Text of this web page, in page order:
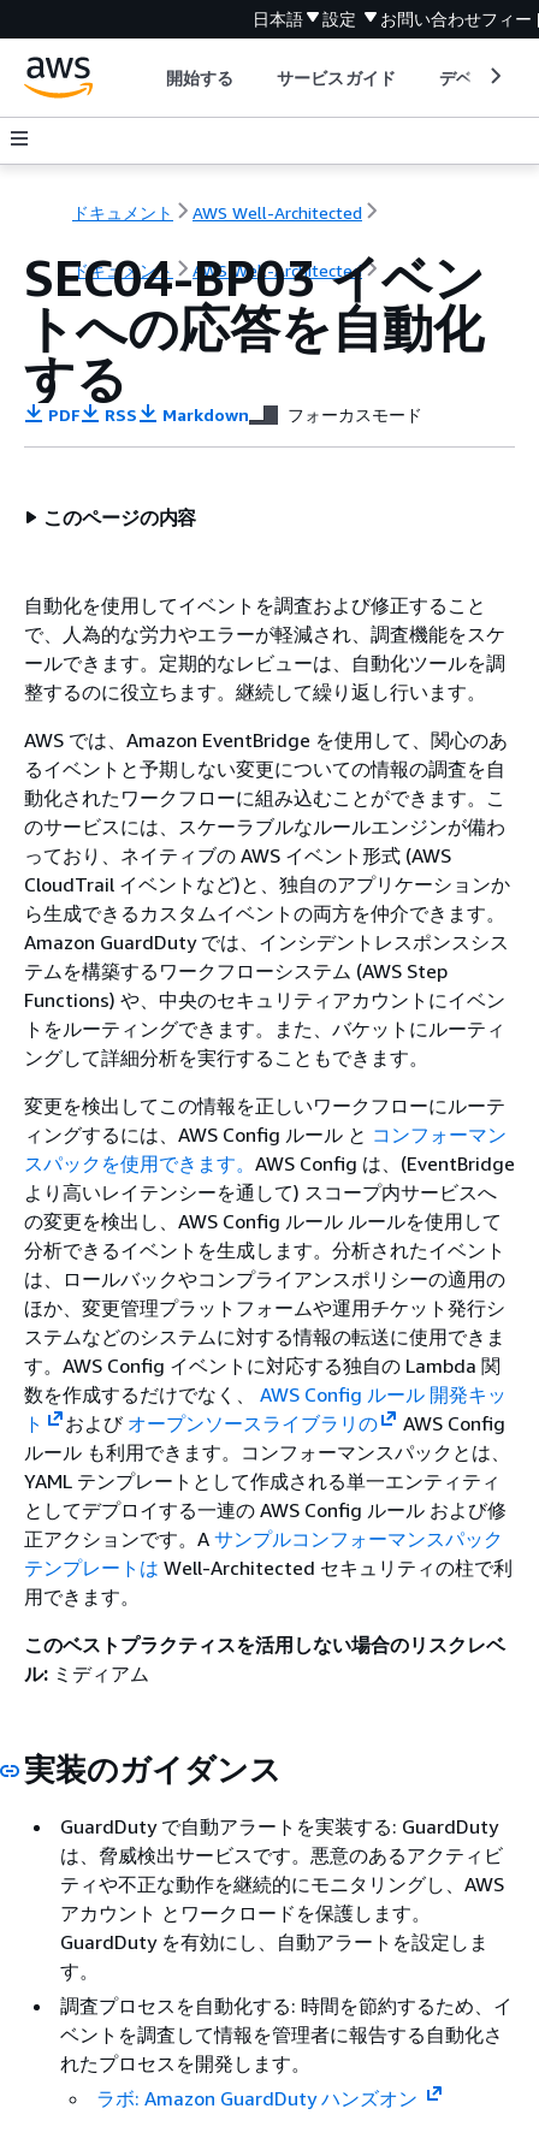
日本語 設定 お問い合わせフィー
開始する サービスガイド デベロッパ
ドキュメント AWS Well-Architected
ドキュメント AWS Well-Architected
SEC04-BP03 イベン
トへの応答を自動化
する
PDF RSS Markdown フォーカスモード
このページの内容
自動化を使用してイベントを調査および修正すること
で、人為的な労力やエラーが軽減され、調査機能をスケ
ールできます。定期的なレビューは、自動化ツールを調
整するのに役立ちます。継続して繰り返し行います。
AWS では、Amazon EventBridge を使用して、関心のあ
るイベントと予期しない変更についての情報の調査を自
動化されたワークフローに組み込むことができます。こ
のサービスには、スケーラブルなルールエンジンが備わ
っており、ネイティブの AWS イベント形式 (AWS
CloudTrail イベントなど)と、独自のアプリケーションか
ら生成できるカスタムイベントの両方を仲介できます。
Amazon GuardDuty では、インシデントレスポンスシス
テムを構築するワークフローシステム (AWS Step
Functions) や、中央のセキュリティアカウントにイベン
トをルーティングできます。また、バケットにルーティ
ングして詳細分析を実行することもできます。
変更を検出してこの情報を正しいワークフローにルーテ
ィングするには、AWS Config ルール と コンフォーマン
スパックを使用できます。 AWS Config は、(EventBridge
より高いレイテンシーを通して) スコープ内サービスへ
の変更を検出し、AWS Config ルール ルールを使用して
分析できるイベントを生成します。分析されたイベント
は、ロールバックやコンプライアンスポリシーの適用の
ほか、変更管理プラットフォームや運用チケット発行シ
ステムなどのシステムに対する情報の転送に使用できま
す。AWS Config イベントに対応する独自の Lambda 関
数を作成するだけでなく、 AWS Config ルール 開発キッ
ト
および オープンソースライブラリの
AWS Config
ルール も利用できます。コンフォーマンスパックとは、
YAML テンプレートとして作成される単一エンティティ
としてデプロイする一連の AWS Config ルール および修
正アクションです。A サンプルコンフォーマンスパック
テンプレートは Well-Architected セキュリティの柱で利
用できます。
このベストプラクティスを活用しない場合のリスクレベ
ル: ミディアム
実装のガイダンス
GuardDuty で自動アラートを実装する: GuardDuty
は、脅威検出サービスです。悪意のあるアクティビ
ティや不正な動作を継続的にモニタリングし、AWS
アカウント とワークロードを保護します。
GuardDuty を有効にし、自動アラートを設定しま
す。
調査プロセスを自動化する: 時間を節約するため、イ
ベントを調査して情報を管理者に報告する自動化さ
れたプロセスを開発します。
ラボ: Amazon GuardDuty ハンズオン